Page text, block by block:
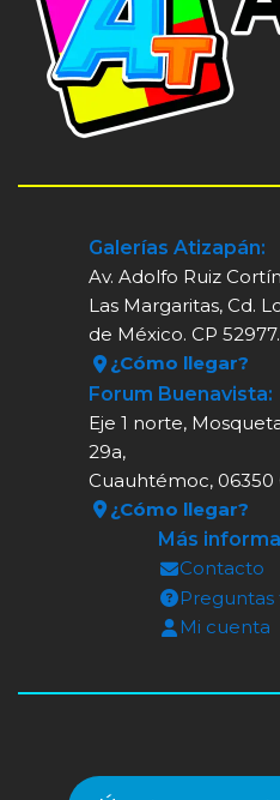
Galerías Atizapán:
Av. Adolfo Ruiz
Las Margaritas, Cd.
de México. CP 52977.
¿Cómo llegar?
Forum Buenavista:
Eje 1 norte,
29a,
Cuauhtémoc, 06350
¿Cómo llegar?
Más
Contacto
Mi cuenta